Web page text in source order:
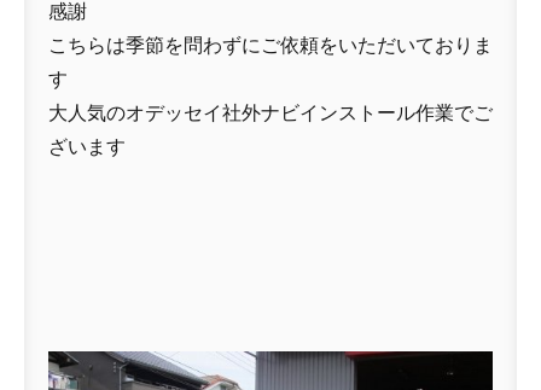
感謝
こちらは季節を問わずにご依頼をいただいておりま
す
大人気のオデッセイ社外ナビインストール作業でご
ざいます